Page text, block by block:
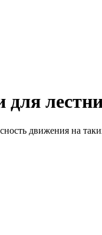
для
движения на